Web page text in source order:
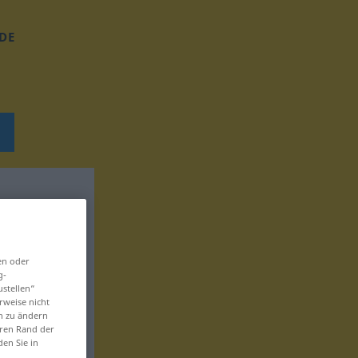
DE
oder
nicht
zu ändern
Rand der
Sie in